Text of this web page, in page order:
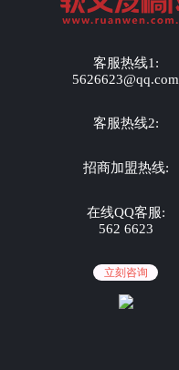
客服热线1:
5626623@qq.com
客服热线2:
招商加盟热线:
在线QQ客服:
562 6623
立刻咨询